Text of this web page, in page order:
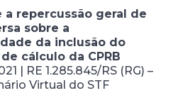
a repercussão geral de
sobre a
da inclusão do
cálculo da CPRB
| RE 1.285.845/RS (RG) –
Virtual do STF